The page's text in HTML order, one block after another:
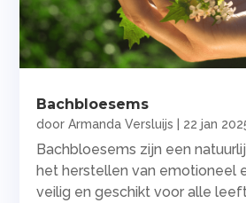
Bachbloesems
doorArmanda Versluijs 22 jan
Bachbloesems zijn een
het herstellen van emotioneel
veilig en geschikt voor alle